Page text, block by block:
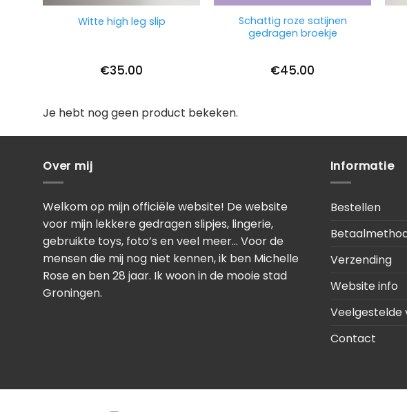
Witte high leg slip
€35.00
Schattig roze satijnen
gedragen broekje
€45.00
Je hebt nog geen product bekeken.
Over mij
Welkom op mijn officiële website! De website
voor mijn lekkere gedragen slipjes, lingerie,
gebruikte toys, foto’s en veel meer… Voor de
mensen die mij nog niet kennen, ik ben Michelle
Rose en ben 28 jaar. Ik woon in de mooie stad
Groningen.
Informatie
Bestellen
Verzending
Website info
Veelgestelde
Contact